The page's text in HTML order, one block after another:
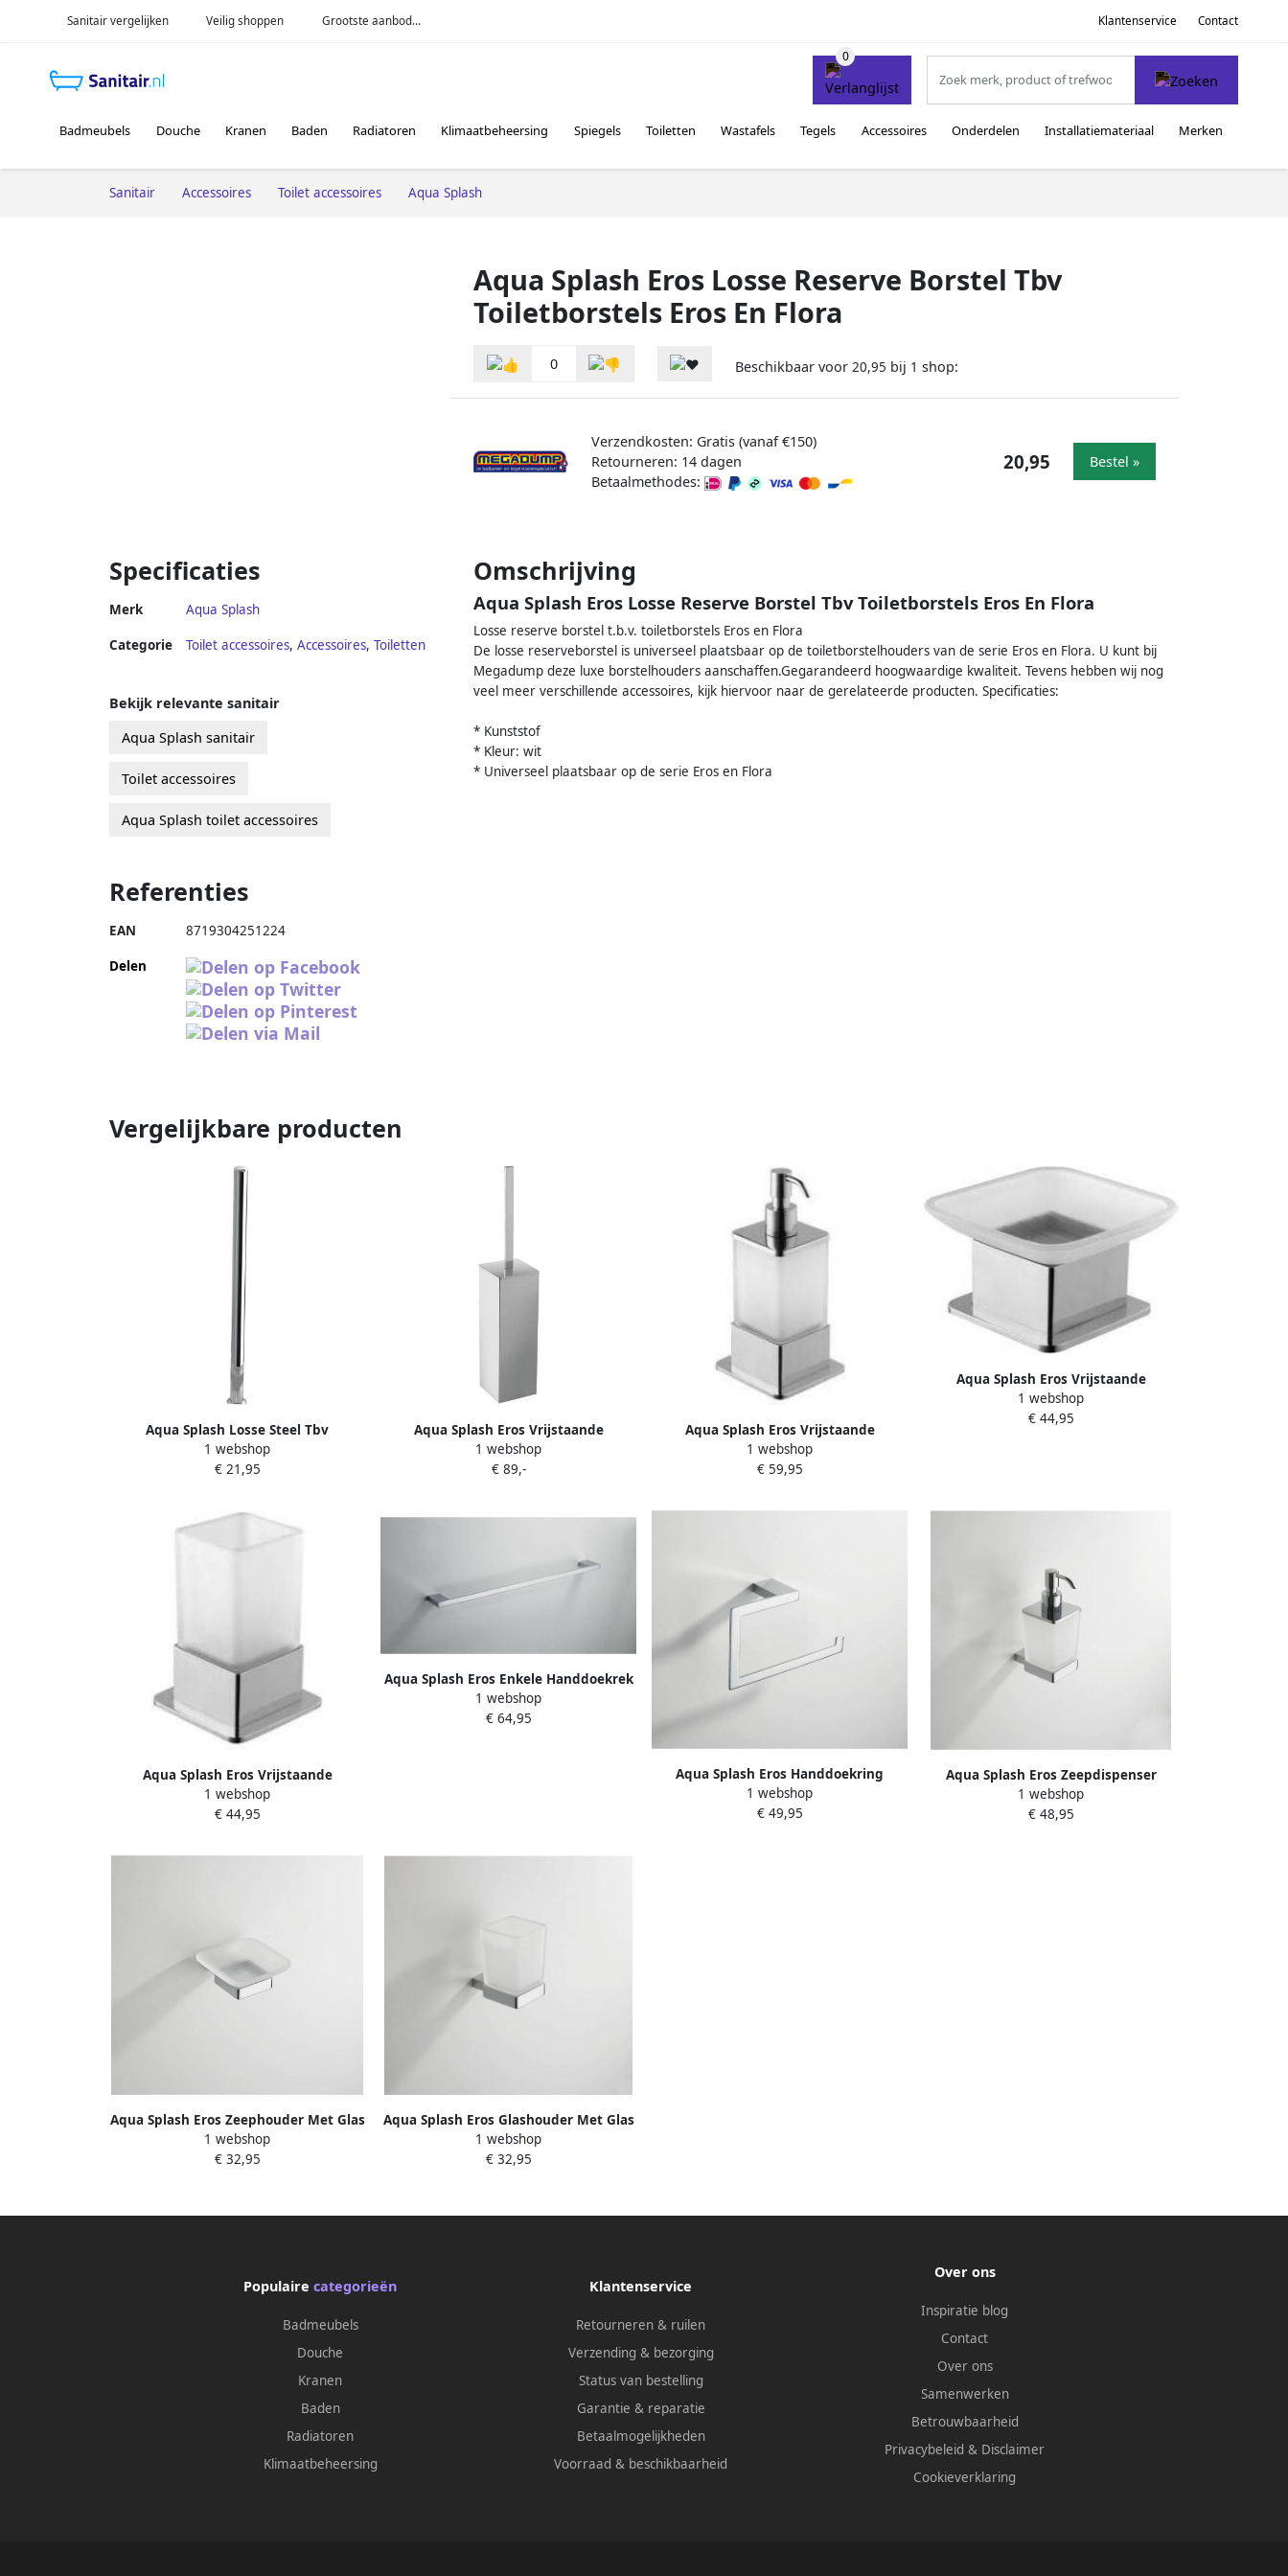
Sanitair vergelijken Veilig shoppen Grootste aanbod... Klantenservice Contact
Badmeubels Douche Kranen Baden Radiatoren Klimaatbeheersing Spiegels Toiletten Wastafels Tegels Accessoires Onderdelen Installatiemateriaal Merken
Sanitair Accessoires Toilet accessoires Aqua Splash
Aqua Splash Eros Losse Reserve Borstel Tbv
Toiletborstels Eros En Flora
0 Beschikbaar voor 20,95 bij 1 shop:
Verzendkosten: Gratis (vanaf €150)
Retourneren: 14 dagen
Betaalmethodes:
20,95 Bestel »
Specificaties
Merk Aqua Splash
Categorie Toilet accessoires, Accessoires, Toiletten
Omschrijving
Aqua Splash Eros Losse Reserve Borstel Tbv Toiletborstels Eros En Flora
Losse reserve borstel t.b.v. toiletborstels Eros en Flora
De losse reserveborstel is universeel plaatsbaar op de toiletborstelhouders van de serie Eros en Flora. U kunt bij
Megadump deze luxe borstelhouders aanschaffen.Gegarandeerd hoogwaardige kwaliteit. Tevens hebben wij nog
veel meer verschillende accessoires, kijk hiervoor naar de gerelateerde producten. Specificaties:
* Kunststof
* Kleur: wit
* Universeel plaatsbaar op de serie Eros en Flora
Bekijk relevante sanitair
Aqua Splash sanitair
Toilet accessoires
Aqua Splash toilet accessoires
Referenties
EAN 8719304251224
Delen
Vergelijkbare producten
Aqua Splash Losse Steel Tbv
Toiletborstels Eros En Flora
1 webshop
€ 21,95
Aqua Splash Eros Vrijstaande
Toiletborstelhouder Chroom
1 webshop
€ 89,-
Aqua Splash Eros Vrijstaande
Zeepdispenser Chroom
1 webshop
€ 59,95
Aqua Splash Eros Vrijstaande
Zeepschaal Chroom
1 webshop
€ 44,95
Aqua Splash Eros Vrijstaande
Tandenborstelhouder Chroom
1 webshop
€ 44,95
Aqua Splash Eros Enkele Handdoekrek
60 cm Chroom
1 webshop
€ 64,95
Aqua Splash Eros Handdoekring
Chroom
1 webshop
€ 49,95
Aqua Splash Eros Zeepdispenser
Chroom
1 webshop
€ 48,95
Aqua Splash Eros Zeephouder Met Glas
Chroom
1 webshop
€ 32,95
Aqua Splash Eros Glashouder Met Glas
Chroom
1 webshop
€ 32,95
Populaire categorieën
Badmeubels
Douche
Kranen
Baden
Radiatoren
Klimaatbeheersing
Klantenservice
Retourneren & ruilen
Verzending & bezorging
Status van bestelling
Garantie & reparatie
Betaalmogelijkheden
Voorraad & beschikbaarheid
Over ons
Inspiratie blog
Contact
Over ons
Samenwerken
Betrouwbaarheid
Privacybeleid & Disclaimer
Cookieverklaring